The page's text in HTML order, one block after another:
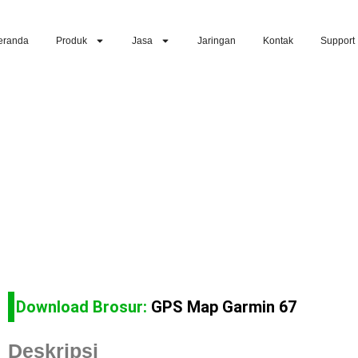
Produk Jasa Jaringan Kontak Support
Download Brosur: GPS Map Garmin 67
Deskripsi